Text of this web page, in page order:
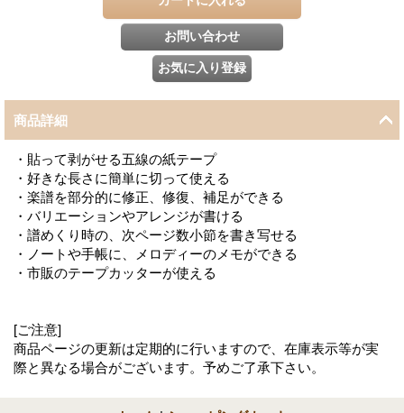
商品詳細
・貼って剥がせる五線の紙テープ
・好きな長さに簡単に切って使える
・楽譜を部分的に修正、修復、補足ができる
・バリエーションやアレンジが書ける
・譜めくり時の、次ページ数小節を書き写せる
・ノートや手帳に、メロディーのメモができる
・市販のテープカッターが使える
[ご注意]
商品ページの更新は定期的に行いますので、在庫表示等が実
際と異なる場合がございます。予めご了承下さい。